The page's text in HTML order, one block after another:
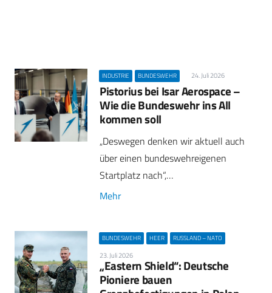
INDUSTRIE BUNDESWEHR 24. Juli 2026
Pistorius bei Isar Aerospace –
Wie die Bundeswehr ins All
kommen soll
„Deswegen denken wir aktuell auch
über einen bundeswehreigenen
Startplatz nach“,…
Mehr
BUNDESWEHR HEER RUSSLAND – NATO
23. Juli 2026
„Eastern Shield“: Deutsche
Pioniere bauen